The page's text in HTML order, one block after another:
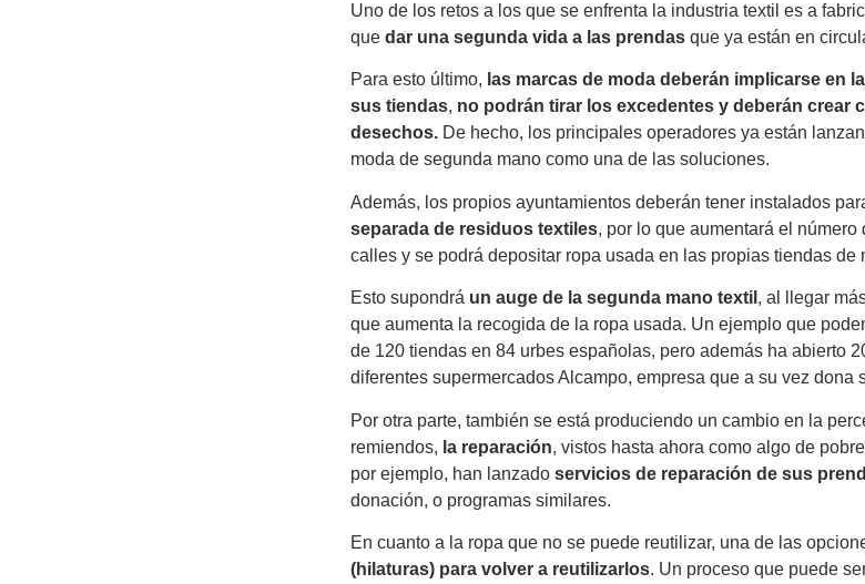
Uno de los retos a los que se enfrenta la industria textil es a
que dar una segunda vida a las prendas que ya están en
Para esto último, las marcas de moda deberán implicarse en
sus tiendas, no podrán tirar los excedentes y deberán crear
desechos.De hecho, los principales operadores ya están
moda de segunda mano como una de las soluciones.
Además, los propios ayuntamientos deberán tener instalados
separada de residuos textiles, por lo que aumentará el
calles y se podrá depositar ropa usada en las propias tiendas de
Esto supondrá un auge de la segunda mano textil , al llegar
que aumenta la recogida de la ropa usada. Un ejemplo que
de 120 tiendas en 84 urbes españolas, pero además ha abierto
diferentes supermercados Alcampo, empresa que a su vez dona
Por otra parte, también se está produciendo un cambio en la
remiendos, la reparación, vistos hasta ahora como algo de
por ejemplo, han lanzado servicios de reparación de sus
donación, o programas similares.
En cuanto a la ropa que no se puede reutilizar, una de las
(hilaturas) para volver a reutilizarlos. Un proceso que puede